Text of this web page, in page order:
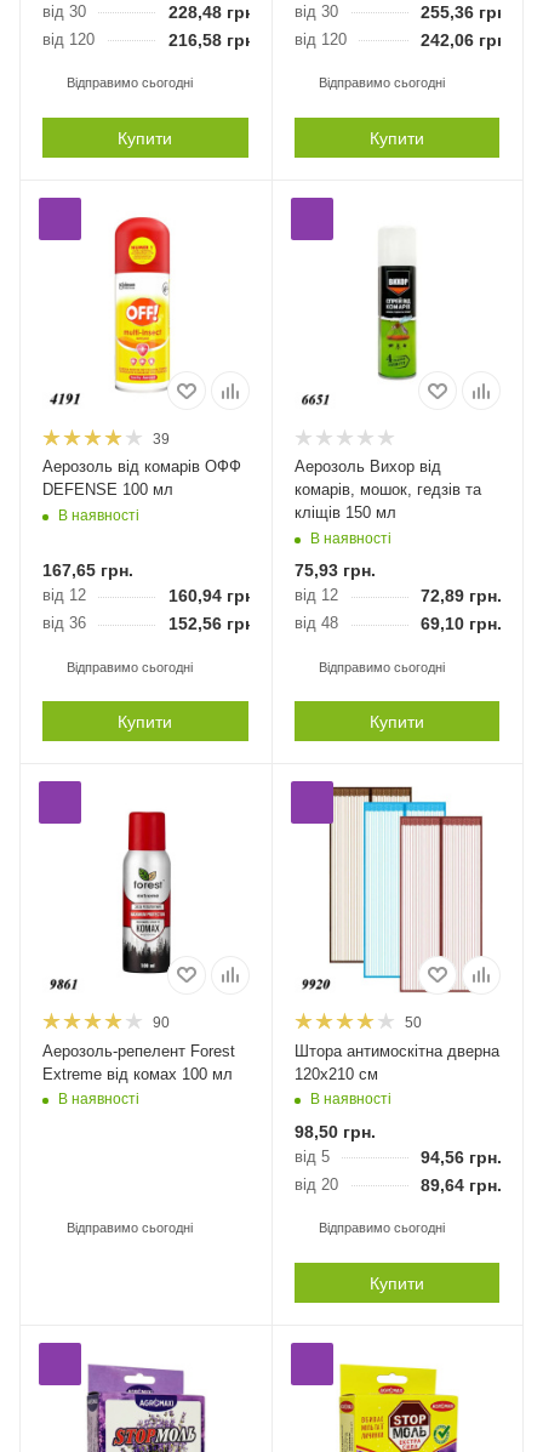
від 30 228,48 грн.
від 120 216,58 грн.
Відправимо сьогодні
Купити
від 30 255,36грн.
від 120 242,06грн.
Відправимо сьогодні
Купити
39
Аерозоль від комарів ОФФ
DEFENSE 100 мл
В наявності
167,65 грн.
від 12 160,94 грн.
від 36 152,56 грн.
Відправимо сьогодні
Купити
Аерозоль Вихор від
комарів, мошок, гедзів та
кліщів 150 мл
В наявності
75,93грн.
від 12 72,89грн.
від 48 69,10грн.
Відправимо сьогодні
Купити
90
Аерозоль-репелент Forest
Extreme від комах 100 мл
В наявності
Відправимо сьогодні
50
Штора антимоскітна дверна
120х210 см
В наявності
98,50грн.
від 5 94,56грн.
від 20 89,64грн.
Відправимо сьогодні
Купити